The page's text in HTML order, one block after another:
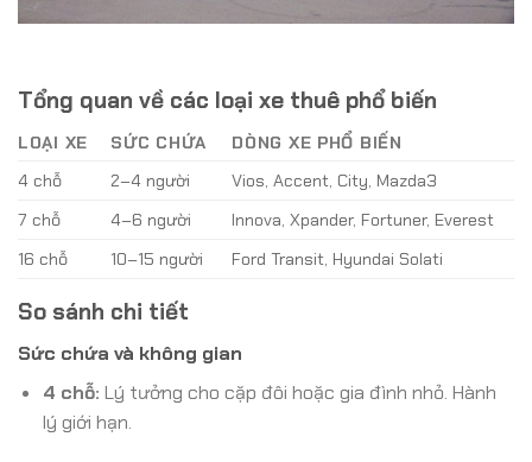
Tổng quan về các loại xe thuê phổ biến
LOẠI XE SỨC CHỨA
DÒNG XE PHỔ BIẾN
4 chỗ
2–4 người
Vios, Accent, City, Mazda3
7 chỗ
4–6 người
Innova, Xpander, Fortuner, Everest
16 chỗ
10–15 người Ford Transit, Hyundai Solati
So sánh chi tiết
Sức chứa và không gian
4 chỗ: Lý tưởng cho cặp đôi hoặc gia đình nhỏ. Hành
lý giới hạn.